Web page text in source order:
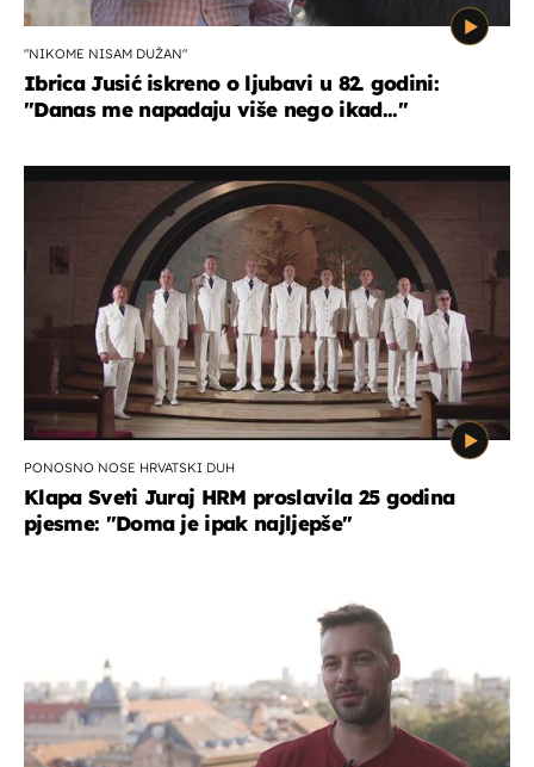
"NIKOME NISAM DUŽAN"
Ibrica Jusić iskreno o ljubavi u 82. godini:
"Danas me napadaju više nego ikad..."
PONOSNO NOSE HRVATSKI DUH
Klapa Sveti Juraj HRM proslavila 25 godina
pjesme: "Doma je ipak najljepše"